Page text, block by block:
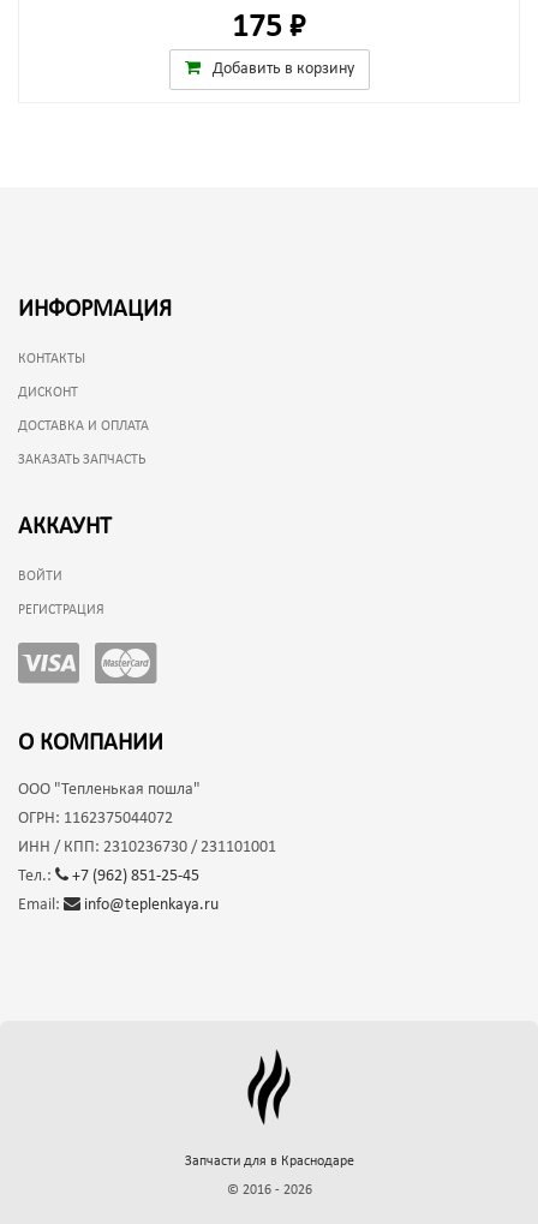
175 ₽
Добавить в корзину
ИНФОРМАЦИЯ
КОНТАКТЫ
ДИСКОНТ
ДОСТАВКА И ОПЛАТА
ЗАКАЗАТЬ ЗАПЧАСТЬ
АККАУНТ
ВОЙТИ
РЕГИСТРАЦИЯ
О КОМПАНИИ
ООО "Тепленькая пошла"
ОГРН: 1162375044072
ИНН / КПП: 2310236730 / 231101001
Тел.:
+7 (962) 851-25-45
Email:
info@teplenkaya.ru
Запчасти для в Краснодаре
© 2016 - 2026